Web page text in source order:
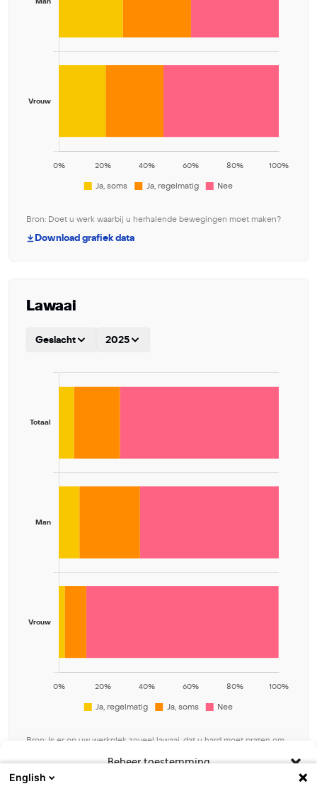
Beheer toestemming
Bron: Doet u werk waarbij u herhalende bewegingen moet maken?
Download grafiek data
Lawaai
Geslacht 2025
Bron: Is er op uw werkplek zoveel lawaai, dat u hard moet praten om
English